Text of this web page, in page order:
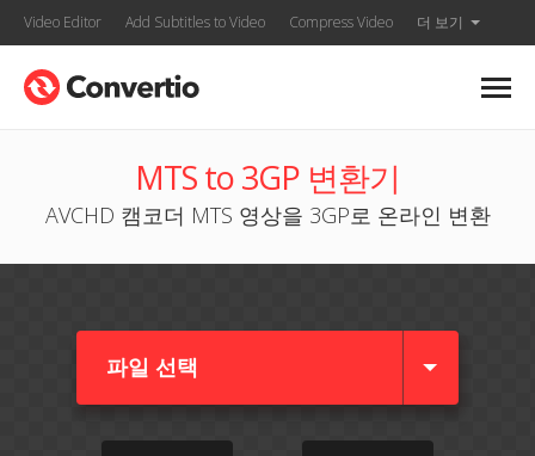
Video Editor Add Subtitles to Video Compress Video 더 보기
MTS to 3GP 변환기
AVCHD 캠코더 MTS 영상을 3GP로 온라인 변환
파일 선택